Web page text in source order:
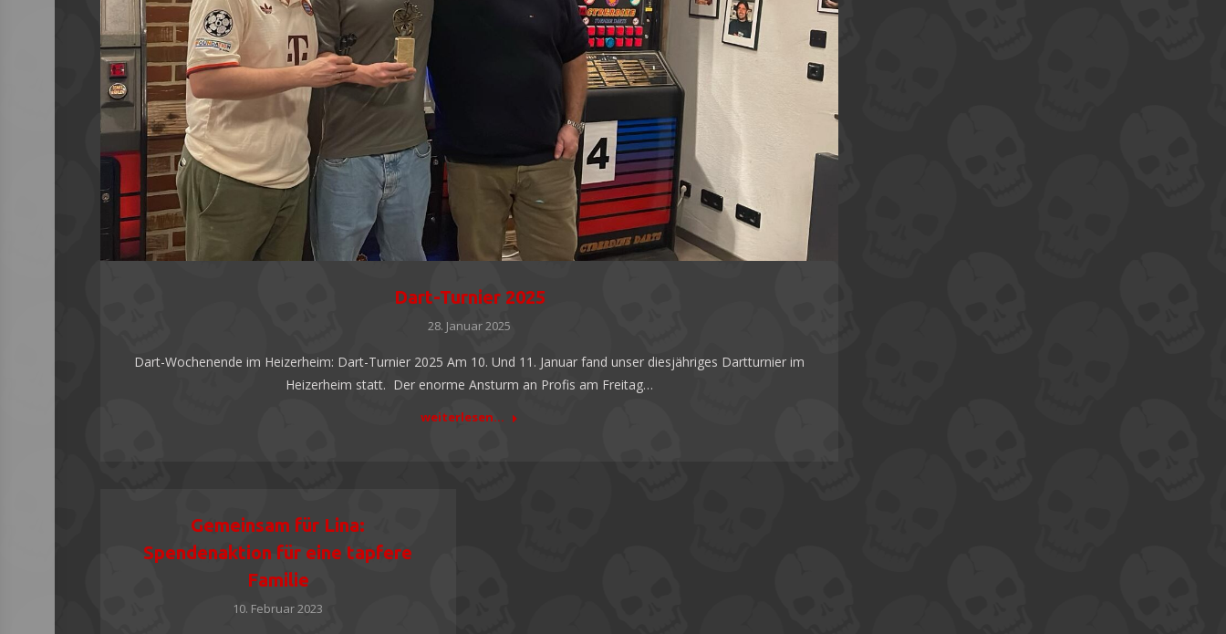
Dart-Turnier 2025
28. Januar 2025
Dart-Wochenende im Heizerheim: Dart-Turnier 2025 Am 10. Und 11. Januar fand unser diesjähriges Dartturnier im
Heizerheim statt. Der enorme Ansturm an Profis am Freitag…
weiterlesen...
Gemeinsam für Lina:
Spendenaktion für eine tapfere
Familie
10. Februar 2023